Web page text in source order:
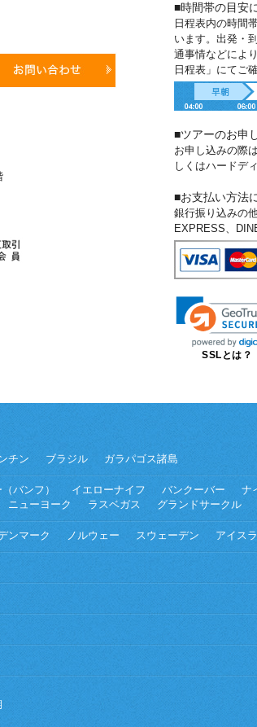
■時間帯の目安
日程表内の時間
います。出発・
通事情などによ
日程表」にてご
■ツアーのお申
お申し込みの際
しくはハードデ
■お支払い方法
銀行振り込みの
EXPRESS、
SSLとは？
チン ブラジル ガラパゴス諸島
バンフ） イエローナイフ バンクーバー ナ
ニューヨーク ラスベガス グランドサークル
ンマーク ノルウェー スウェーデン アイス